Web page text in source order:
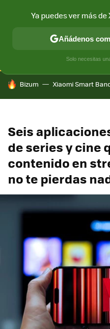
CONECTIVIDAD MÓVIL Y
HOY SE HABLA DE
Bizum Xiaomi Smart
Seis
de series y cine
contenido en
no te pierdas
Ya puedes ver más
Añádenos
Solo necesitas